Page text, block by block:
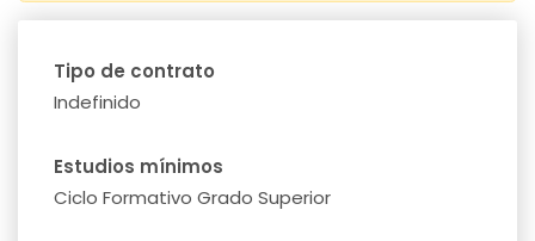
Tipo de contrato
Indefinido
Estudios mínimos
Ciclo Formativo Grado Superior